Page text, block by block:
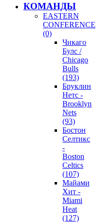
КОМАНДЫ
EASTERN
CONFERENCE
(0)
Чикаго
Булс /
Chicago
Bulls
(193)
Бруклин
Нетс -
Brooklyn
Nets
(93)
Бостон
Селтикс
-
Boston
Celtics
(107)
Майами
Хит -
Miami
Heat
(127)